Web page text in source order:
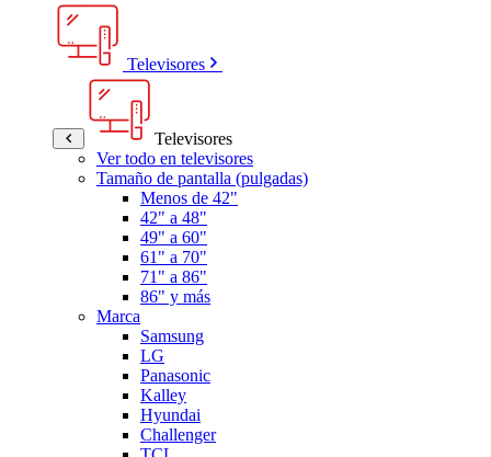
Televisores
Televisores
Ver todo en televisores
Tamaño de pantalla (pulgadas)
Menos de 42"
42" a 48"
49" a 60"
61" a 70"
71" a 86"
86" y más
Marca
Samsung
LG
Panasonic
Kalley
Hyundai
Challenger